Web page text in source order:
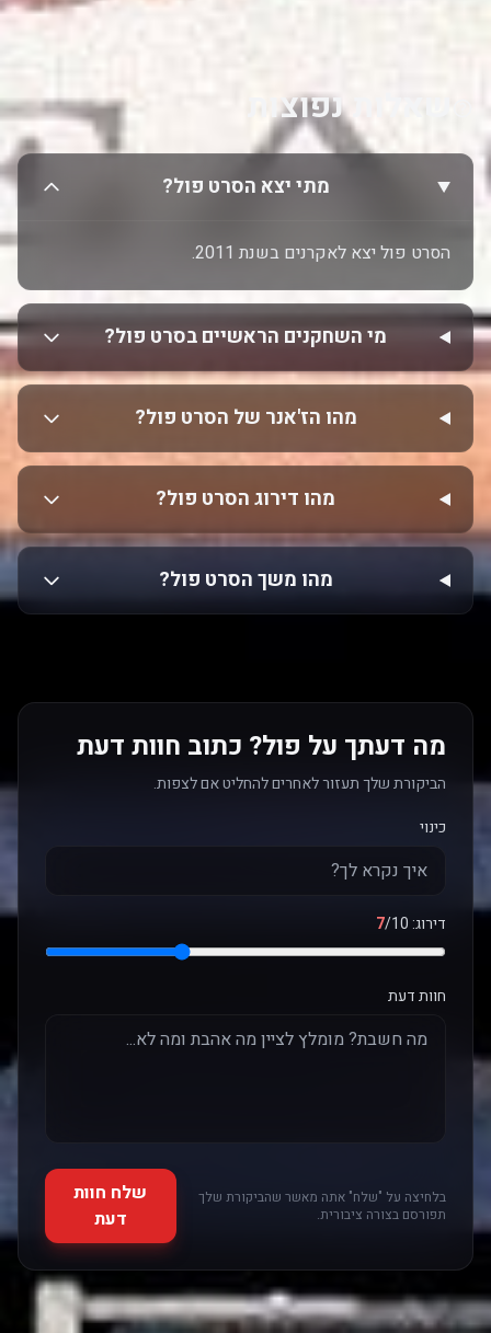
שאלות נפוצות
מתי יצא הסרט פול?
הסרט פול יצא לאקרנים בשנת 2011.
מי השחקנים הראשיים בסרט פול?
מהו הז'אנר של הסרט פול?
מהו דירוג הסרט פול?
מהו משך הסרט פול?
מה דעתך על פול? כתוב חוות דעת
הביקורת שלך תעזור לאחרים להחליט אם לצפות.
כינוי
דירוג: 7/10
חוות דעת
בלחיצה על "שלח" אתה מאשר שהביקורת שלך
תפורסם בצורה ציבורית.
שלח חוות
דעת